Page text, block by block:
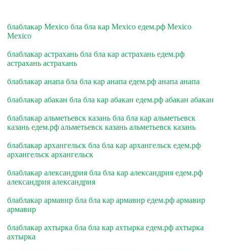
блаблакар Mexico бла бла кар Mexico едем.рф Mexico
Mexico
блаблакар астрахань бла бла кар астрахань едем.рф
астрахань астрахань
блаблакар анапа бла бла кар анапа едем.рф анапа анапа
блаблакар абакан бла бла кар абакан едем.рф абакан абакан
блаблакар альметьевск казань бла бла кар альметьевск
казань едем.рф альметьевск казань альметьевск казань
блаблакар архангельск бла бла кар архангельск едем.рф
архангельск архангельск
блаблакар александрия бла бла кар александрия едем.рф
александрия александрия
блаблакар армавир бла бла кар армавир едем.рф армавир
армавир
блаблакар ахтырка бла бла кар ахтырка едем.рф ахтырка
ахтырка